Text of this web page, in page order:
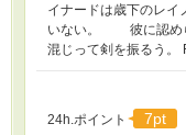
イナードは歳下のレイ
いない。 彼に認めら
混じって剣を振るう
24h.ポイント 7pt